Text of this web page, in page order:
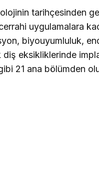
tarihçesinden
uygulamalara
biyouyumluluk,
diş eksikliklerinde
21 ana bölümden